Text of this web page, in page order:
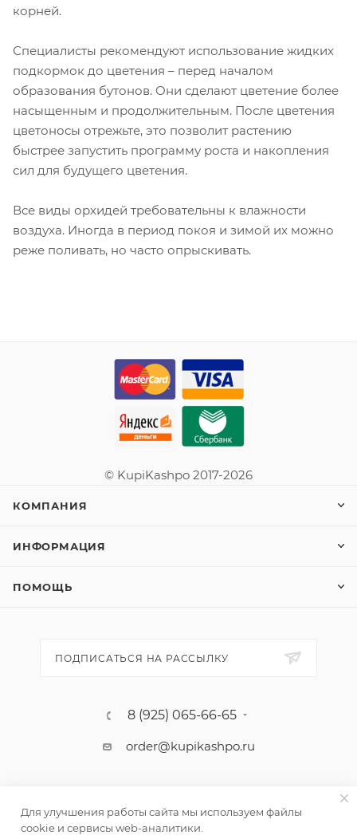
корней.
Специалисты рекомендуют использование жидких
подкормок до цветения – перед началом
образования бутонов. Они сделают цветение более
насыщенным и продолжительным. После цветения
цветоносы отрежьте, это позволит растению
быстрее запустить программу роста и накопления
сил для будущего цветения.
Все виды орхидей требовательны к влажности
воздуха. Иногда в период покоя и зимой их можно
реже поливать, но часто опрыскивать.
© KupiKashpo 2017-2026
КОМПАНИЯ
ИНФОРМАЦИЯ
ПОМОЩЬ
ПОДПИСАТЬСЯ НА РАССЫЛКУ
8 (925) 065-66-65
order@kupikashpo.ru
Для улучшения работы сайта мы используем файлы
cookie и сервисы web-аналитики.